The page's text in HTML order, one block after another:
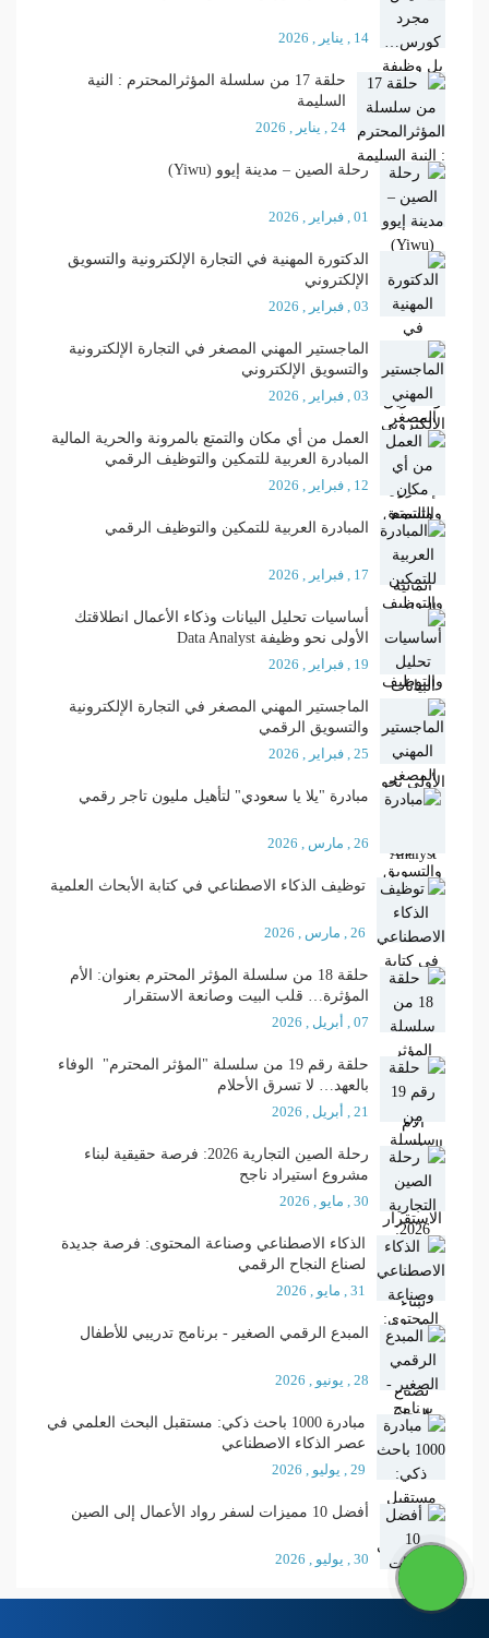
14 , يناير , 2026
حلقة 17 من سلسلة المؤثرالمحترم : النية
السليمة
24 , يناير , 2026
رحلة الصين – مدينة إيوو (Yiwu)
01 , فبراير , 2026
الدكتورة المهنية في التجارة الإلكترونية والتسويق
الإلكتروني
03 , فبراير , 2026
الماجستير المهني المصغر في التجارة الإلكترونية
والتسويق الإلكتروني
03 , فبراير , 2026
العمل من أي مكان والتمتع بالمرونة والحرية المالية
المبادرة العربية للتمكين والتوظيف الرقمي
12 , فبراير , 2026
المبادرة العربية للتمكين والتوظيف الرقمي
17 , فبراير , 2026
أساسيات تحليل البيانات وذكاء الأعمال انطلاقتك
الأولى نحو وظيفة Data Analyst
19 , فبراير , 2026
الماجستير المهني المصغر في التجارة الإلكترونية
والتسويق الرقمي
25 , فبراير , 2026
مبادرة "يلا يا سعودي" لتأهيل مليون تاجر رقمي
26 , مارس , 2026
توظيف الذكاء الاصطناعي في كتابة الأبحاث العلمية
26 , مارس , 2026
حلقة 18 من سلسلة المؤثر المحترم بعنوان: الأم
المؤثرة… قلب البيت وصانعة الاستقرار
07 , أبريل , 2026
حلقة رقم 19 من سلسلة "المؤثر المحترم" الوفاء
بالعهد… لا تسرق الأحلام
21 , أبريل , 2026
رحلة الصين التجارية 2026: فرصة حقيقية لبناء
مشروع استيراد ناجح
30 , مايو , 2026
الذكاء الاصطناعي وصناعة المحتوى: فرصة جديدة
لصناع النجاح الرقمي
31 , مايو , 2026
المبدع الرقمي الصغير - برنامج تدريبي للأطفال
28 , يونيو , 2026
مبادرة 1000 باحث ذكي: مستقبل البحث العلمي في
عصر الذكاء الاصطناعي
29 , يوليو , 2026
أفضل 10 مميزات لسفر رواد الأعمال إلى الصين
30 , يوليو , 2026